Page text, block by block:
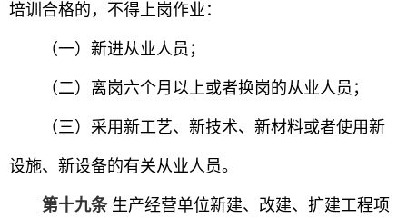
培训合格的，不得上岗作业：
（一）新进从业人员；
（二）离岗六个月以上或者换岗的从业人员；
（三）采用新工艺、新技术、新材料或者使用新
设施、新设备的有关从业人员。
第十九条 生产经营单位新建、改建、扩建工程项